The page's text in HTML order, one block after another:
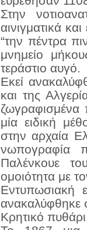
Στην
αινιγματικά
“την πέντρα
μνημείο
τεράστιο αυγό.
Εκεί
και της
ζωγραφισμένα
μία ειδική
στην αρχαία
νωπογραφία
Παλένκουε
ομοιότητα με
Εντυπωσιακή
ανακαλύφθηκε
Κρητικό